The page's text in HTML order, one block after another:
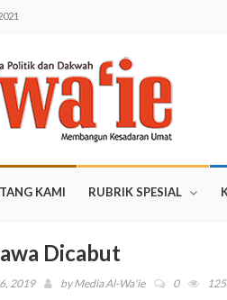
KAMI RUBRIK SPESIAL
Dicabut
2019 byMedia Al-Wa'ie 0